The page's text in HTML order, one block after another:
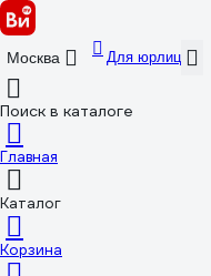
Москва Для юрлиц
Поиск в каталоге
Главная
Каталог
Корзина